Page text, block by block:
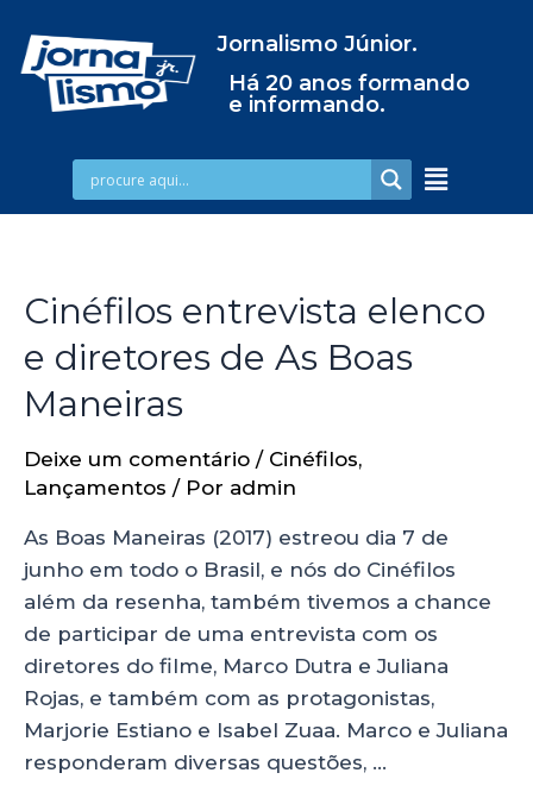
Jornalismo Júnior.
Há 20 anos formando
e informando.
Cinéfilos entrevista elenco
e diretores de As Boas
Maneiras
Deixe um comentário / Cinéfilos,
Lançamentos / Por admin
As Boas Maneiras (2017) estreou dia 7 de
junho em todo o Brasil, e nós do Cinéfilos
além da resenha, também tivemos a chance
de participar de uma entrevista com os
diretores do filme, Marco Dutra e Juliana
Rojas, e também com as protagonistas,
Marjorie Estiano e Isabel Zuaa. Marco e Juliana
responderam diversas questões, …